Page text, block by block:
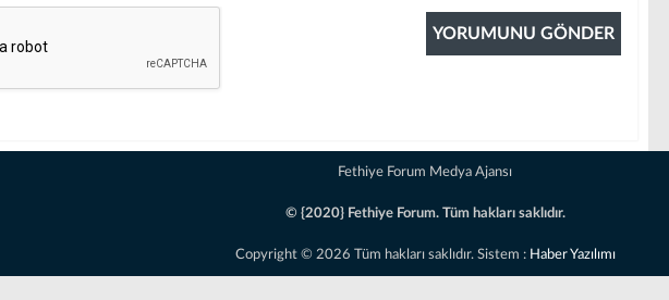
Fethiye Forum Medya Ajansı
© {2020} Fethiye Forum. Tüm hakları saklıdır.
Copyright © 2026 Tüm hakları saklıdır. Sistem : Haber Yazılımı